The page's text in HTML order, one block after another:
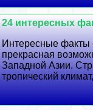
24 интересных
Интересные факты
прекрасная
Западной Азии.
тропический